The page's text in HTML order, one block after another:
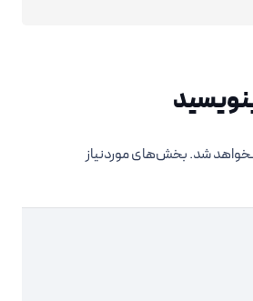
شد.بخش‌های موردنیاز